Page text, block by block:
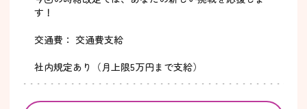
す！
交通費： 交通費支給
社内規定あり（月上限5万円まで支給）